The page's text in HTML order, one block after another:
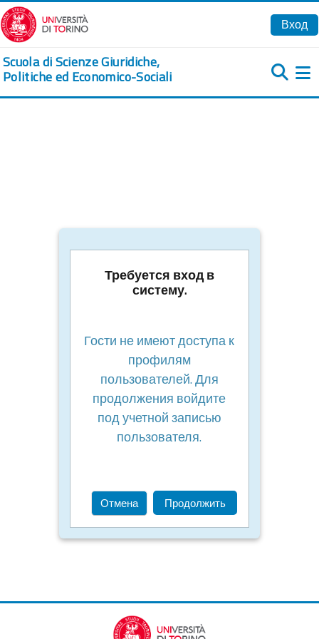
Перейти к основному содержанию
Вход
Scuola di Scienze Giuridiche,
Politiche ed Economico-Sociali
Требуется вход в
систему.
Гости не имеют доступа к
профилям
пользователей. Для
продолжения войдите
под учетной записью
пользователя.
Отмена Продолжить